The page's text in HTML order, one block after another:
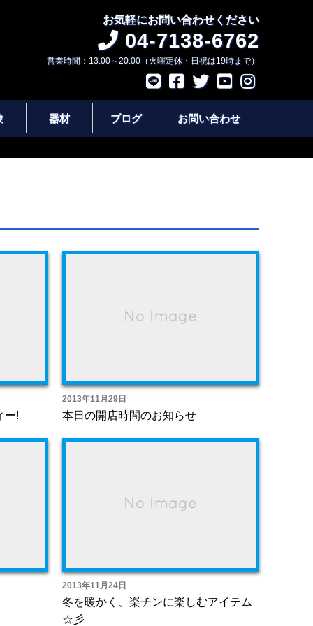
お気軽にお問い合わせください
04-7138-6762
営業時間：13:00～20:00（火曜定休・日祝は19時まで）
器材 ブログ お問い合わせ
ー!
2013年11月29日
本日の開店時間のお知らせ
2013年11月24日
冬を暖かく、楽チンに楽しむアイテム
☆彡